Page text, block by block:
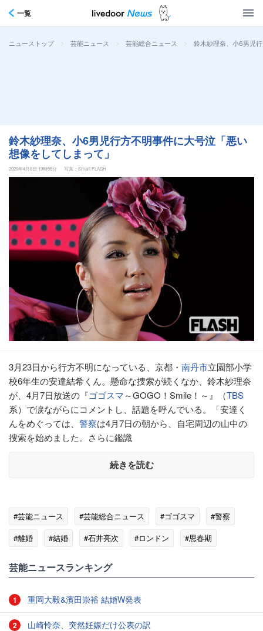
一覧
ニューストップ > 芸能ニュース > 芸能総合ニュース > 鈴木紗理奈、小6男児
鈴木紗理奈、小6男児行方不明事件に大号泣「悪い
想像をしてしまって」
2026年4月8日 19時55分 写真：Smart FLASH
3月23日から行方不明になっている、京都・ 南丹市立園部小学
校6年生の安達結希くん。懸命な捜索が続くなか、鈴木紗理奈
が、4月7日放送の『ゴゴスマ～GOGO！Smile！～』（TBS
系）で涙ながらにコメントし、話題を呼んでいる。「安達く
んをめぐっては、 警察は4月7日の朝から、自宅周辺の山中の
捜索を始めました。さらに鑑識
続きを読む
#芸能ニュース #芸能総合ニュース #ゴゴスマ
#警察
#離婚
#結婚 #石井亮次 #ロンドン
#思春期
芸能ニュースランキング
1 重岡大毅&濱田崇裕 結婚W発表
2 山崎怜奈、突然妊娠だけ公表の訳